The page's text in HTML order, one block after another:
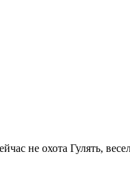
не охота Гулять,